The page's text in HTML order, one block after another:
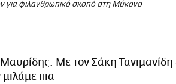
για φιλανθρωπικό σκοπό στη Μύκονο
Με τον Σάκη Τανιμανίδη
πια